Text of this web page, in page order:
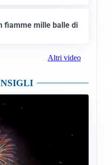
fiamme mille balle di
Altri video